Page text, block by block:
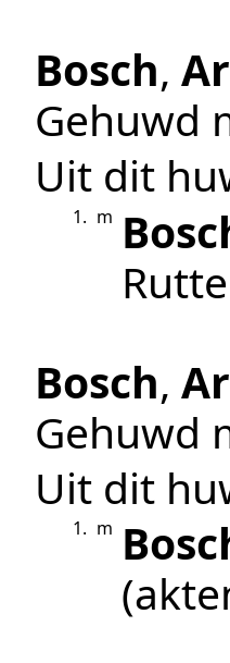
Bosch,
Gehuwd
Uit dit
1. m
Bosch,
Gehuwd
Uit dit
1. m